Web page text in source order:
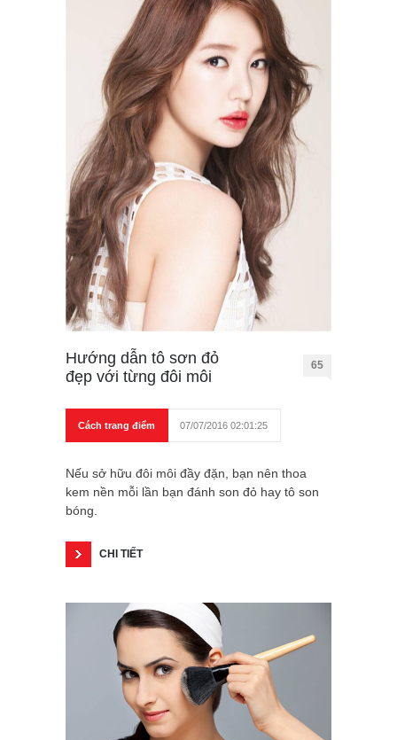
Hướng dẫn tô sơn đỏ
đẹp với từng đôi môi
65
Cách trang điểm 07/07/2016 02:01:25
Nếu sở hữu đôi môi đầy đặn, bạn nên thoa
kem nền mỗi lần bạn đánh son đỏ hay tô son
bóng.
CHI TIẾT